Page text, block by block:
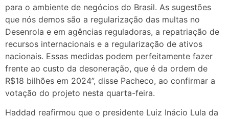
para o ambiente de negócios do Brasil. As sugestões
que nós demos são a regularização das multas no
Desenrola e em agências reguladoras, a repatriação de
recursos internacionais e a regularização de ativos
nacionais. Essas medidas podem perfeitamente fazer
frente ao custo da desoneração, que é da ordem de
R$18 bilhões em 2024”, disse Pacheco, ao confirmar a
votação do projeto nesta quarta-feira.
Haddad reafirmou que o presidente Luiz Inácio Lula da